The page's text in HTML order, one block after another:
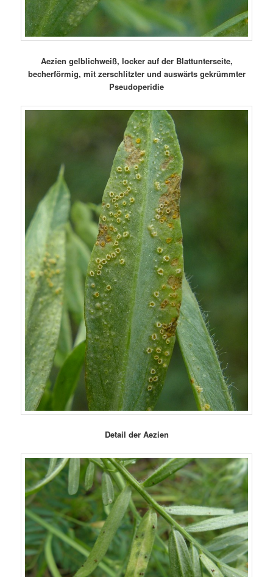
Aezien gelblichweiß, locker auf der Blattunterseite,
becherförmig, mit zerschlitzter und auswärts gekrümmter
Pseudoperidie
Detail der Aezien